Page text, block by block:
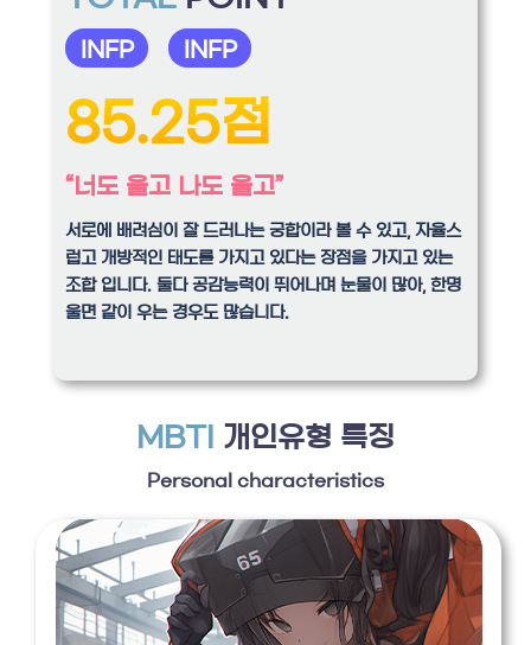
INFP INFP
85.25점
“너도 울고 나도 울고”
서로에 배려심이 잘 드러나는 궁합이라 볼 수 있고, 자율스
럽고 개방적인 태도를 가지고 있다는 장점을 가지고 있는
조합 입니다. 둘다 공감능력이 뛰어나며 눈물이 많아, 한명
울면 같이 우는 경우도 많습니다.
MBTI 개인유형 특징
Personal characteristics